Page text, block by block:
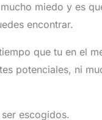
miedo y es
encontrar.
que tu en el
potenciales, ni
escogidos.